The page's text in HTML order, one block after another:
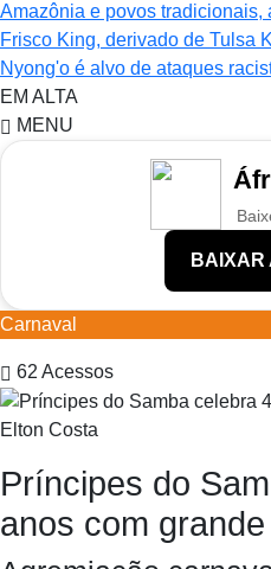
Amazônia e povos tradicionais,
Frisco King, derivado de Tulsa
Nyong'o é alvo de ataques
EM ALTA
MENU
BAIXAR
Carnaval
62 Acessos
Elton Costa
Príncipes do
anos com